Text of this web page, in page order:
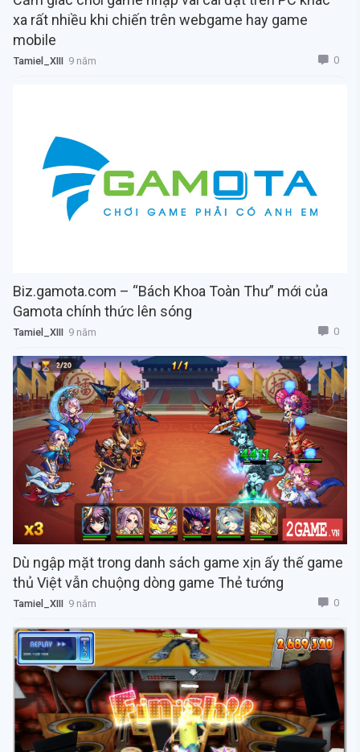
xa rất nhiều khi chiến trên webgame hay game
mobile
Tamiel_XIII 9 năm 0
Biz.gamota.com – “Bách Khoa Toàn Thư” mới của
Gamota chính thức lên sóng
Tamiel_XIII 9 năm 0
Dù ngập mặt trong danh sách game xịn ấy thế game
thủ Việt vẫn chuộng dòng game Thẻ tướng
Tamiel_XIII 9 năm 0